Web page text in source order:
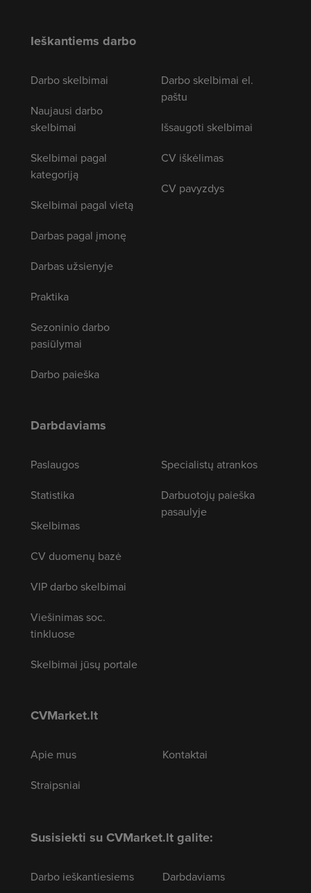
Ieškantiems darbo
Darbo skelbimai
Naujausi darbo
skelbimai
Skelbimai pagal
kategoriją
Skelbimai pagal vietą
Darbas pagal įmonę
Darbas užsienyje
Praktika
Sezoninio darbo
pasiūlymai
Darbo paieška
Darbo skelbimai el.
paštu
Išsaugoti skelbimai
CV iškėlimas
CV pavyzdys
Darbdaviams
Paslaugos
Statistika
Skelbimas
CV duomenų bazė
VIP darbo skelbimai
Viešinimas soc.
tinkluose
Skelbimai jūsų portale
Specialistų atrankos
Darbuotojų paieška
pasaulyje
CVMarket.lt
Apie mus
Straipsniai
Kontaktai
Susisiekti su CVMarket.lt galite:
Darbo ieškantiesiems Darbdaviams